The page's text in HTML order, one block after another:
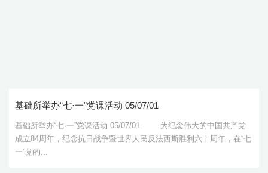
基础所举办“七·一”党课活动 05/07/01
基础所举办“七·一”党课活动 05/07/01 为纪念伟大的中国共产党
成立84周年，纪念抗日战争暨世界人民反法西斯胜利六十周年，在“七
一”党的...